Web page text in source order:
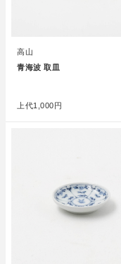
高山
青海波 取皿
上代1,000円